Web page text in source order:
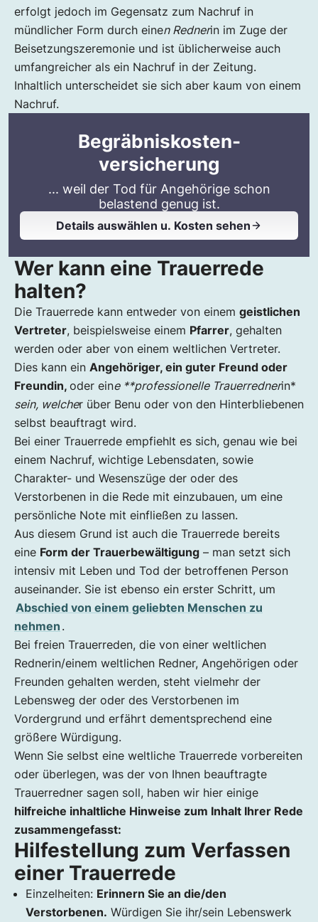
erfolgt jedoch im Gegensatz zum Nachruf in
mündlicher Form durch einen Rednerin im Zuge der
Beisetzungszeremonie und ist üblicherweise auch
umfangreicher als ein Nachruf in der Zeitung.
Inhaltlich unterscheidet sie sich aber kaum von einem
Nachruf.
Begräbniskosten-
versicherung
... weil der Tod für Angehörige schon
belastend genug ist.
Details auswählen u. Kosten sehen
Wer kann eine Trauerrede
halten?
Die Trauerrede kann entweder von einem geistlichen
Vertreter, beispielsweise einem Pfarrer, gehalten
werden oder aber von einem weltlichen Vertreter.
Dies kann ein Angehöriger, ein guter Freund oder
Freundin, oder eine **professionelle Trauerrednerin*
sein, welcher über Benu oder von den Hinterbliebenen
selbst beauftragt wird.
Bei einer Trauerrede empfiehlt es sich, genau wie bei
einem Nachruf, wichtige Lebensdaten, sowie
Charakter- und Wesenszüge der oder des
Verstorbenen in die Rede mit einzubauen, um eine
persönliche Note mit einfließen zu lassen.
Aus diesem Grund ist auch die Trauerrede bereits
eine Form der Trauerbewältigung – man setzt sich
intensiv mit Leben und Tod der betroffenen Person
auseinander. Sie ist ebenso ein erster Schritt, um
Abschied von einem geliebten Menschen zu
nehmen .
Bei freien Trauerreden, die von einer weltlichen
Rednerin/einem weltlichen Redner, Angehörigen oder
Freunden gehalten werden, steht vielmehr der
Lebensweg der oder des Verstorbenen im
Vordergrund und erfährt dementsprechend eine
größere Würdigung.
Wenn Sie selbst eine weltliche Trauerrede vorbereiten
oder überlegen, was der von Ihnen beauftragte
Trauerredner sagen soll, haben wir hier einige
hilfreiche inhaltliche Hinweise zum Inhalt Ihrer Rede
zusammengefasst:
Hilfestellung zum Verfassen
einer Trauerrede
Einzelheiten: Erinnern Sie an die/den
Verstorbenen. Würdigen Sie ihr/sein Lebenswerk